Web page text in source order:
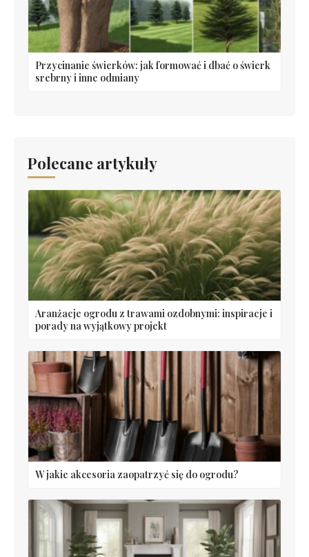
Przycinanie świerków: jak formować i dbać o świerk
srebrny i inne odmiany
Polecane artykuły
Aranżacje ogrodu z trawami ozdobnymi: inspiracje i
porady na wyjątkowy projekt
W jakie akcesoria zaopatrzyć się do ogrodu?